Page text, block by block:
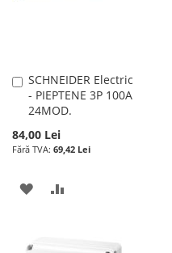
SCHNEIDER Electric
- PIEPTENE 3P 100A
24MOD.
84,00 Lei
69,42 Lei
Adauga
în
cos
ADAUGATI
LISTA
COMPARARE